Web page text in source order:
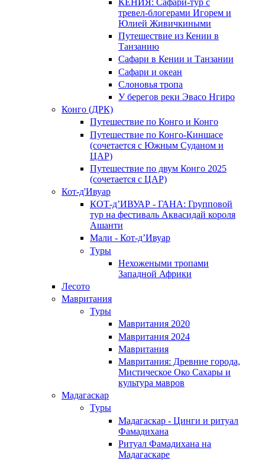
КЕНИЯ: Сафари-тур с
тревел-блогерами Игорем и
Юлией Живичкиными
Путешествие из Кении в
Танзанию
Сафари в Кении и Танзании
Сафари и океан
Слоновья тропа
У берегов реки Эвасо Нгиро
Конго (ДРК)
Путешествие по Конго и Конго
Путешествие по Конго-Киншасе
(сочетается с Южным Суданом и
ЦАР)
Путешествие по двум Конго 2025
(сочетается с ЦАР)
Кот-д'Ивуар
КОТ-д’ИВУАР - ГАНА: Групповой
тур на фестиваль Аквасидай короля
Ашанти
Мали - Кот-д’Ивуар
Туры
Нехожеными тропами
Западной Африки
Лесото
Мавритания
Туры
Мавритания 2020
Мавритания 2024
Мавритания
Мавритания: Древние города,
Мистическое Око Сахары и
культура мавров
Мадагаскар
Туры
Мадагаскар - Цинги и ритуал
Фамадихана
Ритуал Фамадихана на
Мадагаскаре